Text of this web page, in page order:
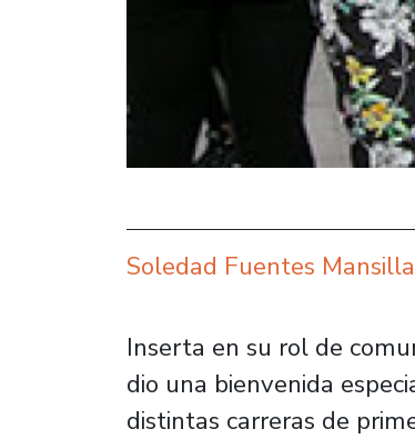
Soledad Fuentes Mansilla
Inserta en su rol de
dio una bienvenida
distintas carreras de